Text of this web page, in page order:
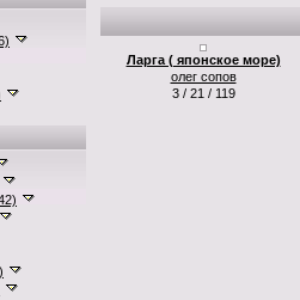
Ларга ( японское море)
олег сопов
3 / 21 / 119